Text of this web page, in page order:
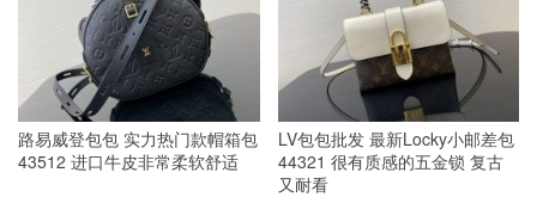
路易威登包包 实力热门款帽箱包
43512 进口牛皮非常柔软舒适
LV包包批发 最新Locky小邮差包
44321 很有质感的五金锁 复古
又耐看